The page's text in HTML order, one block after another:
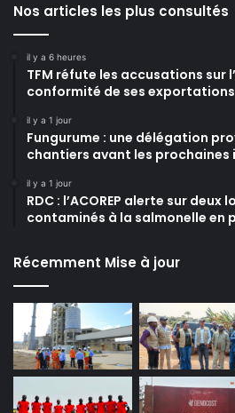
Nos articles les plus consultés
il y a 6 heures
TFM réfute les accusations sur
conformité de ses
il y a 1 jour
Fungurume : une délégation
chantiers avant les prochaines
il y a 1 jour
RDC : l’ACOREP alerte sur deux
contaminés à la salmonelle en
Récemment Mise à jour